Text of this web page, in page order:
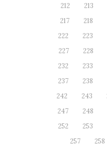
212
213
217
218
222
223
227
228
232
233
237
238
242
243
247
248
252
253
257
258